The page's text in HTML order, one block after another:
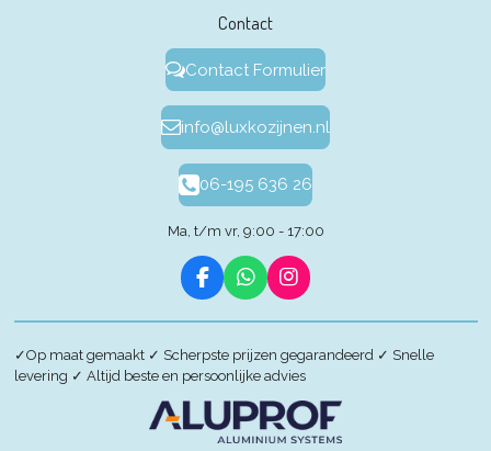
Contact
Contact Formulier
info@luxkozijnen.nl
06-195 636 26
Ma, t/m vr, 9:00 - 17:00
F
a
c
b
o
o
k
W
h
a
t
s
A
p
p
I
n
s
a
g
r
a
m
✓Op maat gemaakt ✓ Scherpste prijzen gegarandeerd ✓ Snelle
levering ✓ Altijd beste en persoonlijke advies